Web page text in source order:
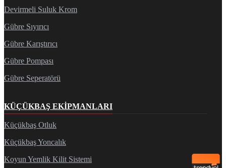
Devirmeli Suluk Krom
Gübre Sıyırıcı
Gübre Karıştırıcı
Gübre Pompası
Gübre Seperatörü
KÜÇÜKBAŞ EKIPMANLARI
Küçükbaş Otluk
Küçükbaş Yoncalık
Koyun Yemlik Kilit Sistemi